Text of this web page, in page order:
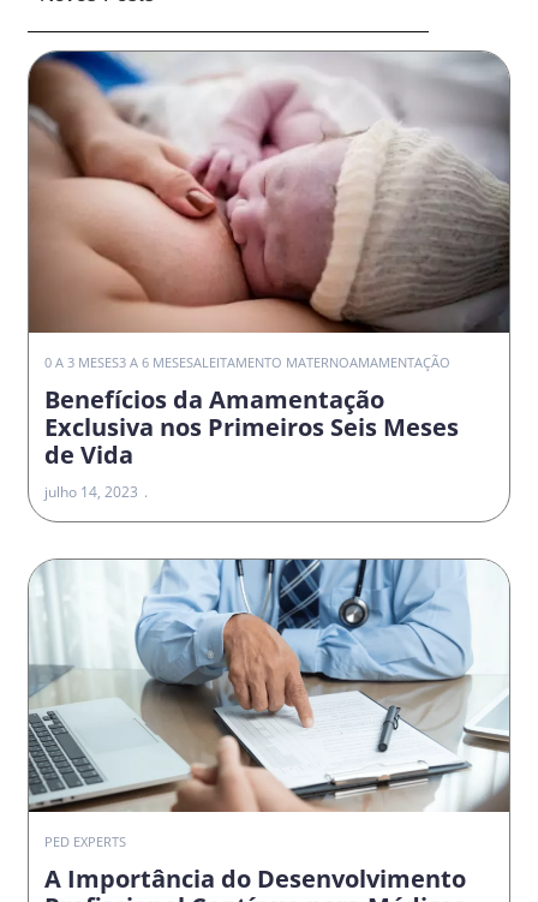
0 A 3 MESES3 A 6 MESESALEITAMENTO MATERNOAMAMENTAÇÃO
Benefícios da Amamentação
Exclusiva nos Primeiros Seis Meses
de Vida
julho 14, 2023
PED EXPERTS
A Importância do Desenvolvimento